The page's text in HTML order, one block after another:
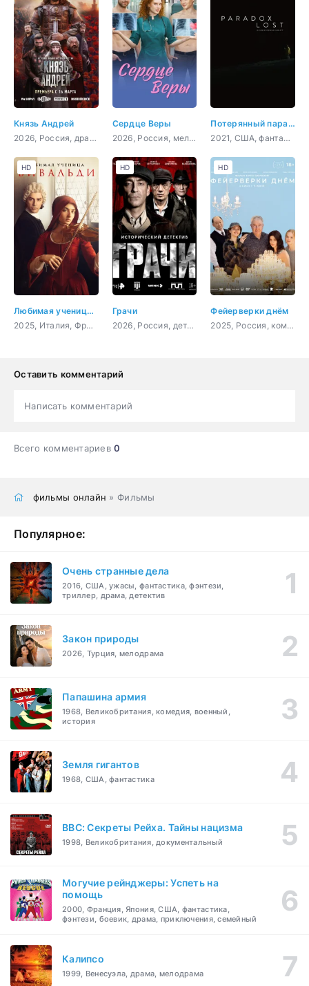
Князь Андрей
2026, Россия, драма, история, биография
Сердце Веры
2026, Россия, мелодрама
Потерянный парадокс
2021, США, фантастика, комедия
Любимая ученица Вивальди
2025, Италия, Франция, драма, биография, музыка
HD
Грачи
2026, Россия, детектив, история, боевик
HD
Фейерверки днём
2025, Россия, комедия, драма
HD
Оставить комментарий
Написать комментарий
Всего комментариев0
фильмы онлайн » Фильмы
Популярное:
Очень странные дела
2016, США, ужасы, фантастика, фэнтези,
триллер, драма, детектив
Закон природы
2026, Турция, мелодрама
Папашина армия
1968, Великобритания, комедия, военный,
история
Земля гигантов
1968, США, фантастика
BBC: Секреты Рейха. Тайны нацизма
1998, Великобритания, документальный
Могучие рейнджеры: Успеть на
помощь
2000, Франция, Япония, США, фантастика,
фэнтези, боевик, драма, приключения, семейный
Калипсо
1999, Венесуэла, драма, мелодрама